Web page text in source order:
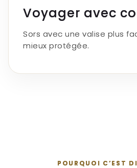
Voyager avec
Sors avec une valise plus
mieux protégée.
POURQUOI C’EST